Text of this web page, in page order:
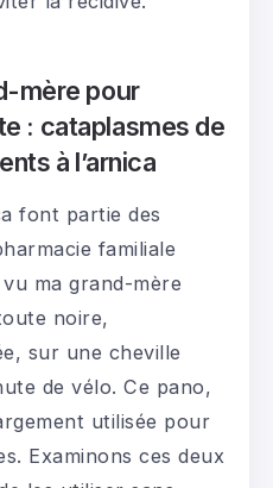
mère pour
: cataplasmes de
à l’arnica
font partie des
familiale
ma grand-mère
noire,
sur une cheville
de vélo. Ce pano,
utilisée pour
Examinons ces deux